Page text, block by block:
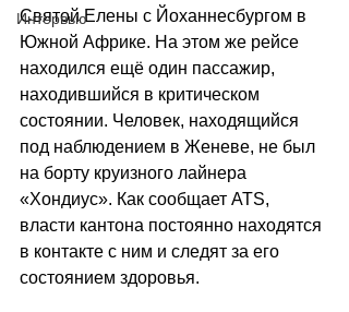
Интервью
Святой Елены с Йоханнесбургом в
Южной Африке. На этом же рейсе
находился ещё один пассажир,
находившийся в критическом
состоянии. Человек, находящийся
под наблюдением в Женеве, не был
на борту круизного лайнера
«Хондиус». Как сообщает ATS,
власти кантона постоянно находятся
в контакте с ним и следят за его
состоянием здоровья.